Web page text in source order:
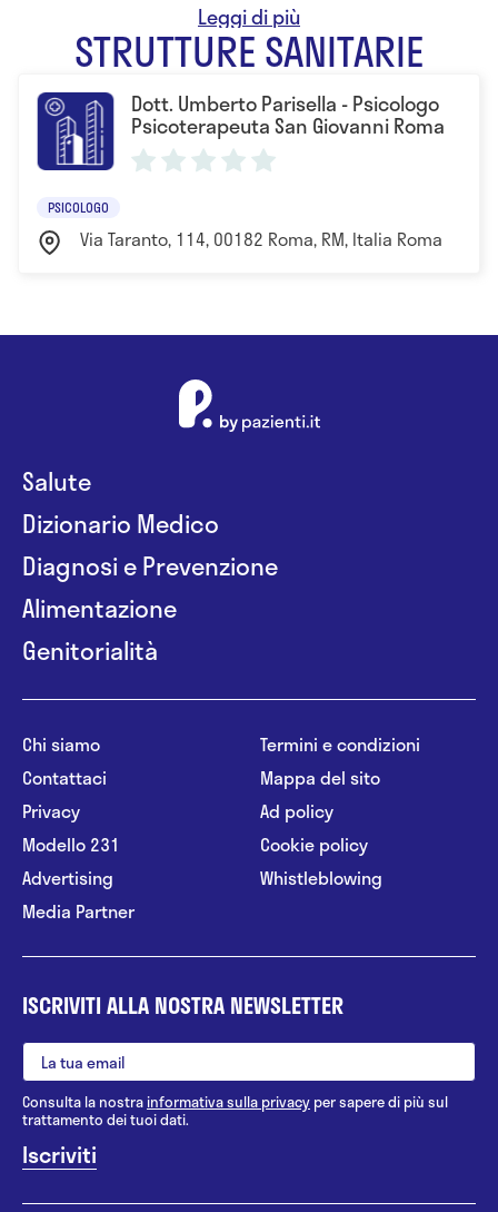
STRUTTURE SANITARIE
Dott. Umberto Parisella - Psicologo
Psicoterapeuta San Giovanni Roma
PSICOLOGO
Via Taranto, 114, 00182 Roma, RM, Italia Roma
Salute
Dizionario Medico
Diagnosi e Prevenzione
Alimentazione
Genitorialità
Chi siamo
Contattaci
Privacy
Modello 231
Advertising
Media Partner
Termini e condizioni
Mappa del sito
Ad policy
Cookie policy
Whistleblowing
ISCRIVITI ALLA NOSTRA NEWSLETTER
Consulta la nostrainformativa sulla privacy per sapere di più sul
trattamento dei tuoi dati.